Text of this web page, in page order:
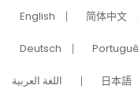
English 简体中文
Deutsch
اللغة العربية 日本語